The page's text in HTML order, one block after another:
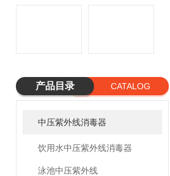
产品目录 CATALOG
中压紫外线消毒器
饮用水中压紫外线消毒器
泳池中压紫外线